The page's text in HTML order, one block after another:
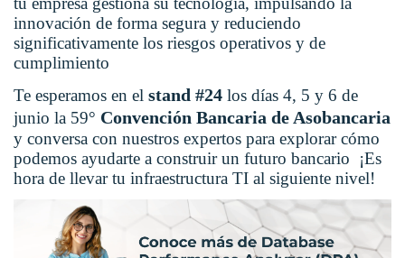
innovación de forma segura y reduciendo
significativamente los riesgos operativos y de
cumplimiento
Te esperamos en el stand #24 los días 4, 5 y 6 de
junio la 59° Convención Bancaria de Asobancaria
y conversa con nuestros expertos para explorar cómo
podemos ayudarte a construir un futuro bancario ¡Es
hora de llevar tu infraestructura TI al siguiente nivel!